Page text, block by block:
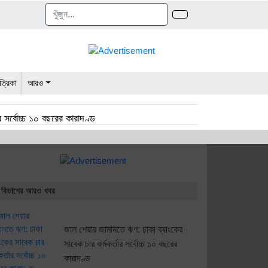
আরও
১০ বছরের কারাদণ্ড
শিগগিরই চার্জশিট
এস আর খানের মৃত্যুবার্ষিকী আজ
আরও খবর
জাল শেয়ার জামানতে ঋণ: ঢাকা ব্যাংকের
সাবেক চার কর্মকর্তার সর্বোচ্চ ১০ বছরের
কারাদণ্ড